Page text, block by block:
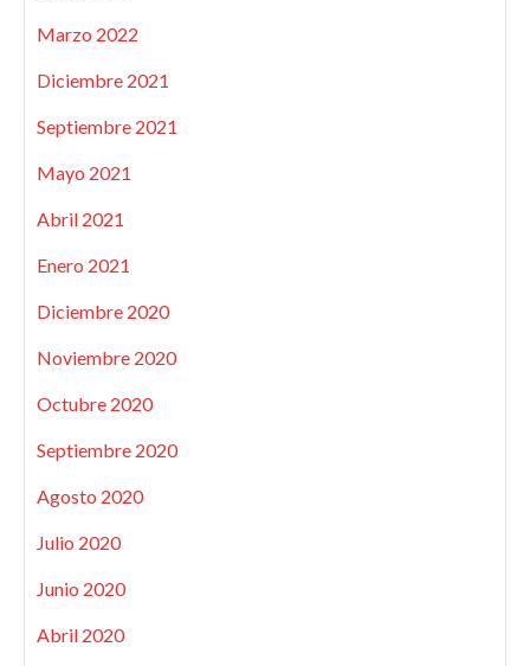
Marzo 2022
Diciembre 2021
Septiembre 2021
Mayo 2021
Abril 2021
Enero 2021
Diciembre 2020
Noviembre 2020
Octubre 2020
Septiembre 2020
Agosto 2020
Julio 2020
Junio 2020
Abril 2020